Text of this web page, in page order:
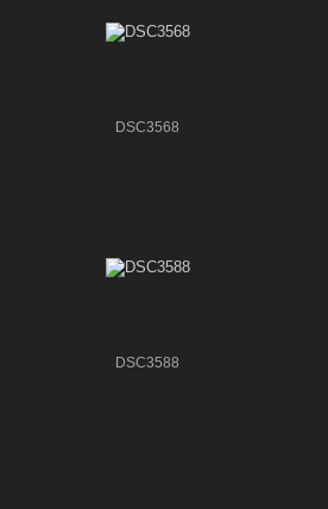
DSC3568
DSC3588